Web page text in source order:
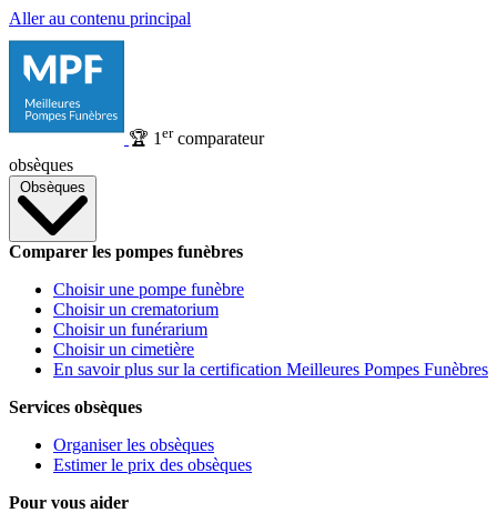
Aller au contenu principal
🏆 1 ercomparateur
obsèques
Obsèques
Comparer les pompes funèbres
Choisir une pompe funèbre
Choisir un crematorium
Choisir un funérarium
Choisir un cimetière
En savoir plus sur la certification Meilleures Pompes Funèbres
Services obsèques
Organiser les obsèques
Estimer le prix des obsèques
Pour vous aider